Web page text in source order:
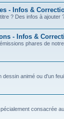
- Infos &
? Des infos à ajouter
- Infos &
phares de
dessin animé ou d'un
consacrée